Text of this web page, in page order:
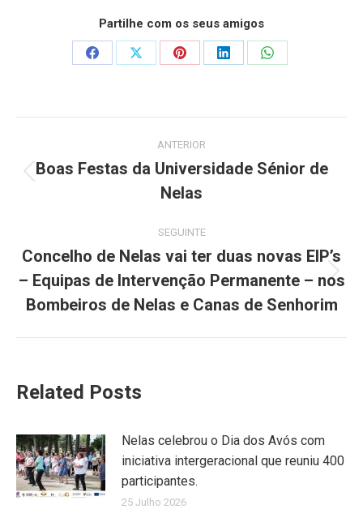
Partilhe com os seus amigos
Share
Share
Share
Share
Share
navigation
ANTERIOR
post:
Boas Festas da Universidade Sénior de
Nelas
SEGUINTE
Next
post:
Concelho de Nelas vai ter duas novas EIP’s
– Equipas de Intervenção Permanente – nos
Bombeiros de Nelas e Canas de Senhorim
Related Posts
Nelas celebrou o Dia dos Avós com
iniciativa intergeracional que reuniu 400
participantes.
25 Julho 2026